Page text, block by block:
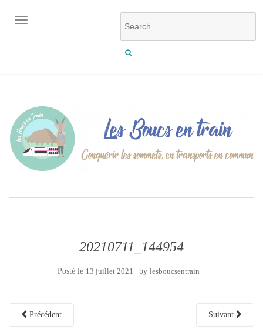
OUVRIR/FERMER LA NAVIGATION
20210711_144954
Posté le 13 juillet 2021 by lesboucsentrain
Précédent Suivant